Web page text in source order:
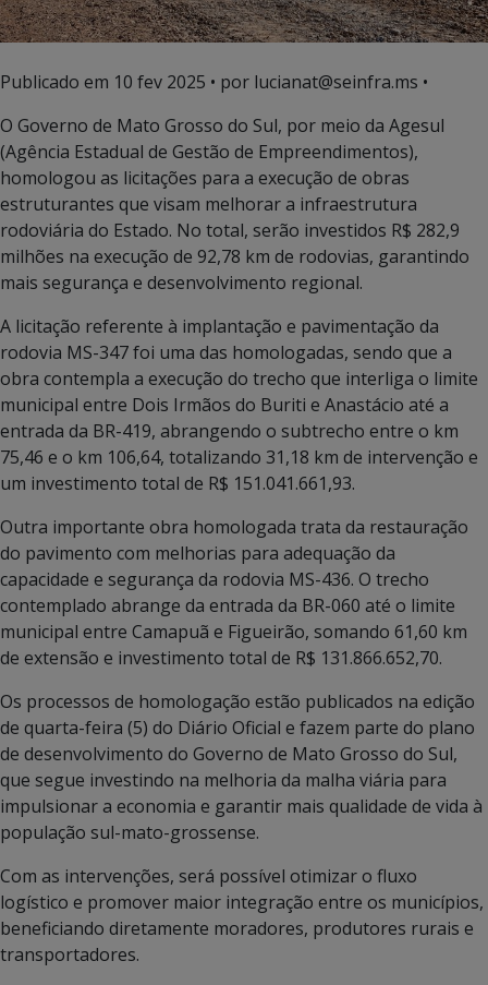
Publicado em 10 fev 2025 • por lucianat@seinfra.ms •
O Governo de Mato Grosso do Sul, por meio da Agesul
(Agência Estadual de Gestão de Empreendimentos),
homologou as licitações para a execução de obras
estruturantes que visam melhorar a infraestrutura
rodoviária do Estado. No total, serão investidos R$ 282,9
milhões na execução de 92,78 km de rodovias, garantindo
mais segurança e desenvolvimento regional.
A licitação referente à implantação e pavimentação da
rodovia MS-347 foi uma das homologadas, sendo que a
obra contempla a execução do trecho que interliga o limite
municipal entre Dois Irmãos do Buriti e Anastácio até a
entrada da BR-419, abrangendo o subtrecho entre o km
75,46 e o km 106,64, totalizando 31,18 km de intervenção e
um investimento total de R$ 151.041.661,93.
Outra importante obra homologada trata da restauração
do pavimento com melhorias para adequação da
capacidade e segurança da rodovia MS-436. O trecho
contemplado abrange da entrada da BR-060 até o limite
municipal entre Camapuã e Figueirão, somando 61,60 km
de extensão e investimento total de R$ 131.866.652,70.
Os processos de homologação estão publicados na edição
de quarta-feira (5) do Diário Oficial e fazem parte do plano
de desenvolvimento do Governo de Mato Grosso do Sul,
que segue investindo na melhoria da malha viária para
impulsionar a economia e garantir mais qualidade de vida à
população sul-mato-grossense.
Com as intervenções, será possível otimizar o fluxo
logístico e promover maior integração entre os municípios,
beneficiando diretamente moradores, produtores rurais e
transportadores.